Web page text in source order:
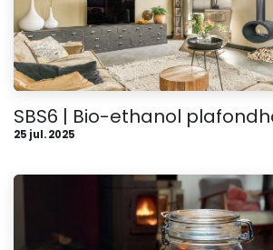
SBS6 | Bio-ethanol
25 jul. 2025